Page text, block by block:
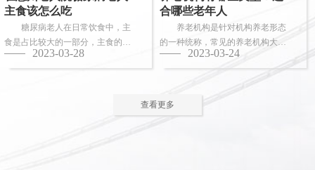
主食该怎么吃
糖尿病老人在日常饮食中，主
食是占比较大的一部分，主食的选
择对控制血糖水平至关重要。那
么，糖尿病老...
2023-03-28
合哪些老年人
养老机构是针对机构养老形态
的一种统称，常见的养老机构大致
有这些类型：养老社区、老年公
寓、养老院、...
2023-03-24
查看更多